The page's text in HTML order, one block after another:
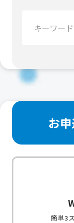
索：
お
簡単3